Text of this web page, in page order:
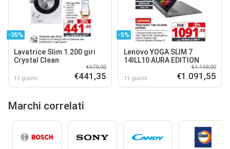
-35%
Lavatrice Slim 1.200 giri
Crystal Clean
11 giorni
€679,00
€441,35
-5%
Lenovo YOGA SLIM 7
14ILL10 AURA EDITION
11 giorni
€1.149,00
€1.091,55
Marchi correlati